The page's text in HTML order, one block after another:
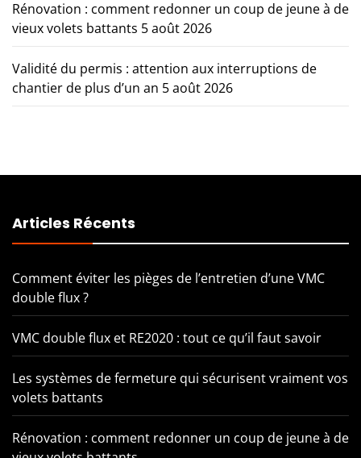
Rénovation : comment redonner un coup de jeune à de
vieux volets battants 5 août 2026
Validité du permis : attention aux interruptions de
chantier de plus d’un an 5 août 2026
Articles Récents
Comment éviter les pièges de l’entretien d’une VMC
double flux ?
VMC double flux et RE2020 : tout ce qu’il faut savoir
Les systèmes de fermeture qui sécurisent vraiment vos
volets battants
Rénovation : comment redonner un coup de jeune à de